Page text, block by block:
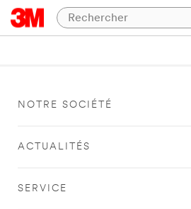
NOTRE SOCIÉTÉ
ACTUALITÉS
SERVICE